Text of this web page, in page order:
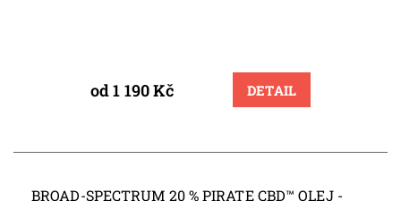
od 1 190 Kč DETAIL
BROAD-SPECTRUM 20 % PIRATE CBD™ OLEJ -